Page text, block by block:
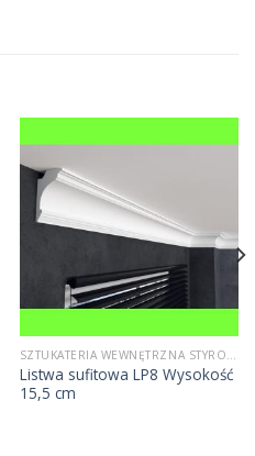
SZTUKATERIA WEWNĘTRZNA STYROPIANOWA
Listwa sufitowa LP8 Wysokość
15,5 cm